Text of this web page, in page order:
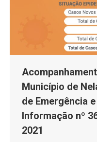
Município de
de Emergência
Informação nº
2021